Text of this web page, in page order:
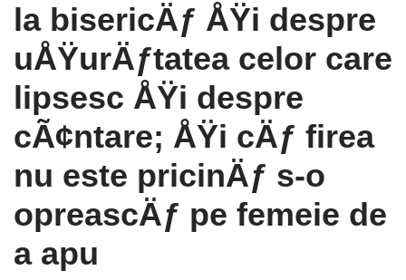
la bisericÄƒ ÅŸi despre
uÅŸurÄƒtatea celor care
lipsesc ÅŸi despre
cÃ¢ntare; ÅŸi cÄƒ firea
nu este pricinÄƒ s-o
opreascÄƒ pe femeie de
a apu